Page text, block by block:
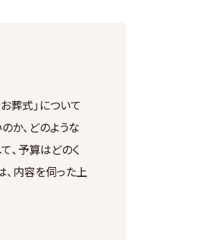
葬式」について
か、どのような
、予算はどのく
、内容を伺った上